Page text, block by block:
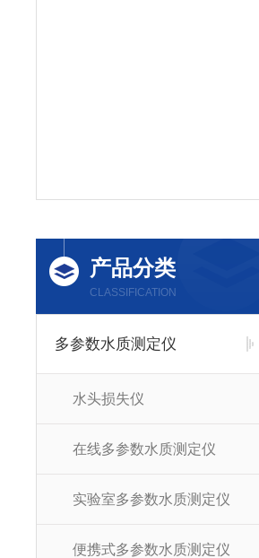
产品分类
CLASSIFICATION
多参数水质测定仪
水头损失仪
在线多参数水质测定仪
实验室多参数水质测定仪
便携式多参数水质测定仪